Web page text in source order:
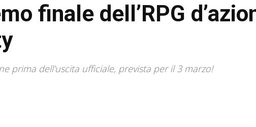
finale dell’RPG
prima dell'uscita ufficiale, prevista per il 3 marzo!